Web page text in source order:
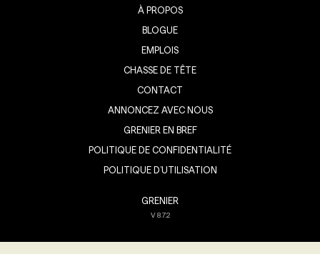
À PROPOS
BLOGUE
EMPLOIS
CHASSE DE TÊTE
CONTACT
ANNONCEZ AVEC NOUS
GRENIER EN BREF
POLITIQUE DE CONFIDENTIALITÉ
POLITIQUE D’UTILISATION
GRENIER
V8.7.2